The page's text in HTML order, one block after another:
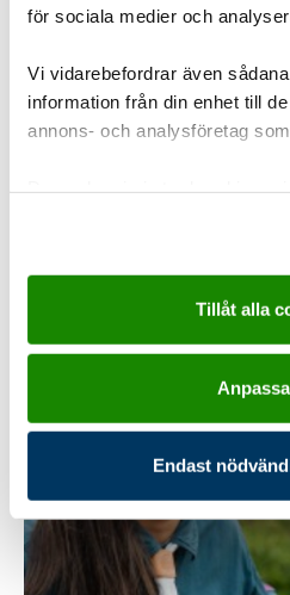
för sociala medier och
Vi vidarebefordrar även
information från din enhet till
annons- och analysföretag
samlat in när du har använt
Tillåt alla
Anpassa
Endast
Gruppstorlek: 1-8 pers